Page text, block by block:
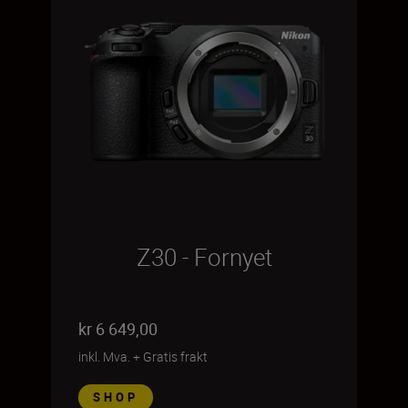
Z30 - Fornyet
kr 6 649,00
inkl. Mva. + Gratis frakt
SHOP